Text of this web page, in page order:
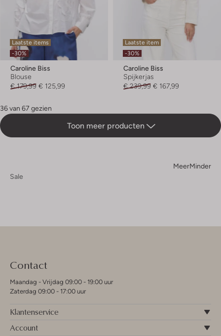
Laatste items
-30%
Caroline Biss
Blouse
€ 179,99 € 125,99
Laatste item
-30%
Caroline Biss
Spijkerjas
€ 239,99 € 167,99
36 van 67 gezien
Toon meer producten
MeerMinder
Sale
Contact
Maandag - Vrijdag 09:00 - 19:00 uur
Zaterdag 09:00 - 17:00 uur
Klantenservice
Account